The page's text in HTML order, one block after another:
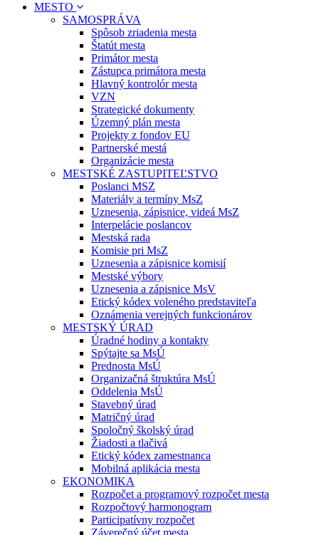
MESTO
SAMOSPRÁVA
Spôsob zriadenia mesta
Štatút mesta
Primátor mesta
Zástupca primátora mesta
Hlavný kontrolór mesta
VZN
Strategické dokumenty
Územný plán mesta
Projekty z fondov EU
Partnerské mestá
Organizácie mesta
MESTSKÉ ZASTUPITEĽSTVO
Poslanci MSZ
Materiály a termíny MsZ
Uznesenia, zápisnice, videá MsZ
Interpelácie poslancov
Mestská rada
Komisie pri MsZ
Uznesenia a zápisnice komisií
Mestské výbory
Uznesenia a zápisnice MsV
Etický kódex voleného predstaviteľa
Oznámenia verejných funkcionárov
MESTSKÝ ÚRAD
Úradné hodiny a kontakty
Spýtajte sa MsÚ
Prednosta MsÚ
Organizačná štruktúra MsÚ
Oddelenia MsÚ
Stavebný úrad
Matričný úrad
Spoločný školský úrad
Žiadosti a tlačivá
Etický kódex zamestnanca
Mobilná aplikácia mesta
EKONOMIKA
Rozpočet a programový rozpočet mesta
Rozpočtový harmonogram
Participatívny rozpočet